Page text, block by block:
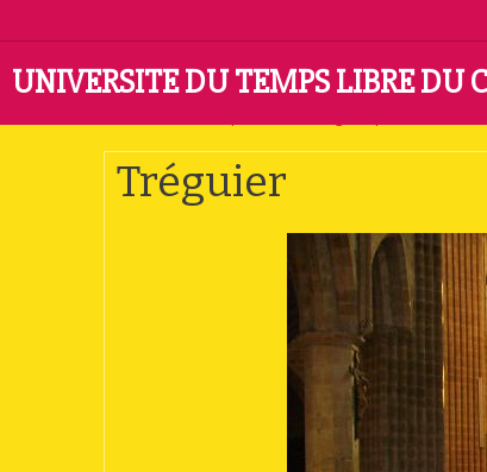
UNIVERSITE DU TEMPS LIBRE DU
Tréguier